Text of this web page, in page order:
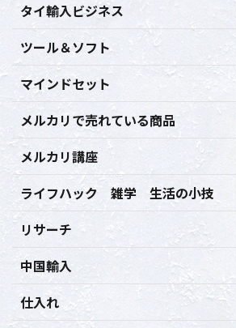
タイ輸入ビジネス
ツール＆ソフト
マインドセット
メルカリで売れている商品
メルカリ講座
ライフハック 雑学 生活の小技
リサーチ
中国輸入
仕入れ